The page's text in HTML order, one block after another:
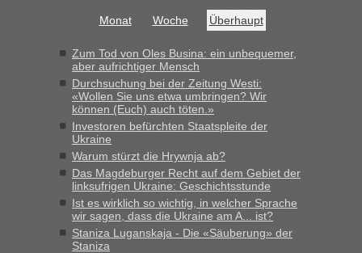
Monat Woche Überhaupt
Zum Tod von Oles Busina: ein unbequemer,
aber aufrichtiger Mensch
Durchsuchung bei der Zeitung Westi:
«Wollen Sie uns etwa umbringen? Wir
können (Euch) auch töten.»
Investoren befürchten Staatspleite der
Ukraine
Warum stürzt die Hrywnja ab?
Das Magdeburger Recht auf dem Gebiet der
linksufrigen Ukraine: Geschichtsstunde
Ist es wirklich so wichtig, in welcher Sprache
wir sagen, dass die Ukraine am A... ist?
Staniza Luganskaja - Die «Säuberung» der
Staniza